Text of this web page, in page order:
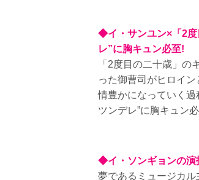
◆イ・サンユン×「2度
レ”に胸キュン必至!
「2度目の二十歳」
った御曹司がヒロイ
情豊かになっていく
ツンデレ”に胸キュン
◆イ・ソンギョンの演
夢であるミュージカ